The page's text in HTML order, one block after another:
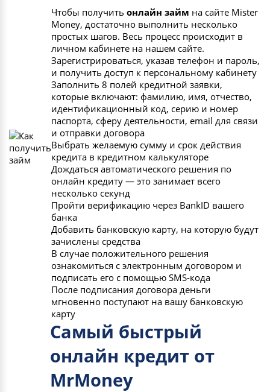
Чтобы получить онлайн займ на сайте Mister
Money, достаточно выполнить несколько
простых шагов. Весь процесс происходит в
личном кабинете на нашем сайте.
Зарегистрироваться, указав телефон и пароль,
и получить доступ к персональному кабинету
Заполнить 8 полей кредитной заявки,
которые включают: фамилию, имя, отчество,
идентификационный код, серию и номер
паспорта, сферу деятельности, email для связи
и отправки договора
Выбрать желаемую сумму и срок действия
кредита в кредитном калькуляторе
Дождаться автоматического решения по
онлайн кредиту — это занимает всего
несколько секунд
Пройти верификацию через BankID вашего
банка
Добавить банковскую карту, на которую будут
зачислены средства
В случае положительного решения
ознакомиться с электронным договором и
подписать его с помощью SMS-кода
После подписания договора деньги
мгновенно поступают на вашу банковскую
карту
Самый быстрый
онлайн кредит от
MrMoney